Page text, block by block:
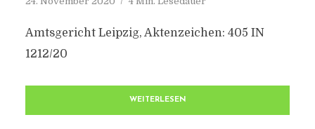
Amtsgericht Leipzig, Aktenzeichen: 405 IN
1212/20
WEITERLESEN